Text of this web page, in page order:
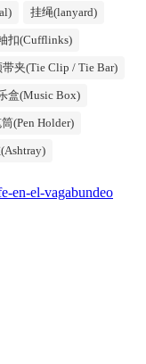
挂绳(lanyard)
扣(Cufflinks)
带夹(Tie Clip / Tie Bar)
盒(Music Box)
(Pen Holder)